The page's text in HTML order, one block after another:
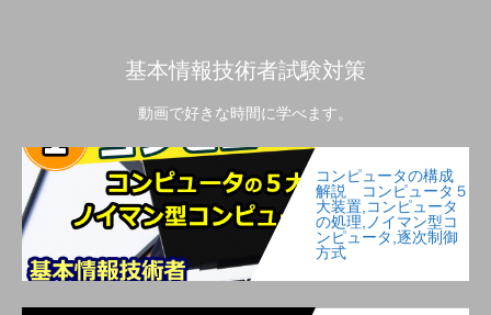
基本情報技術者試験対策
動画で好きな時間に学べます。
コンピュータの構成
解説 コンピュータ５
大装置,コンピュータ
の処理,ノイマン型コ
ンピュータ,逐次制御
方式